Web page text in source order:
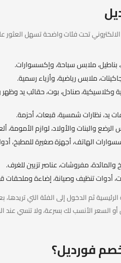
تحت فئات واضحة تسهل العثور
بناطيل، ملابس سباحة، وإكسسوارات.
ملابس رياضية، وأزياء رسمية.
وكلاسيكية، صنادل، بوت، حقائب يد
يد، نظارات شمسية، قبعات، أحزمة.
والبنات والأولاد، لوازم الأمومة،
الهاتف، أجهزة صغيرة للمطبخ،
والمائدة، مفروشات، عناصر تزيين للغرف.
أدوات تنظيف وصيانة، إضاءة وملحقات
ثم الدخول إلى الفئة التي
أو السعر الأنسب لك بسرعة، ولا تنسي
فورديل؟